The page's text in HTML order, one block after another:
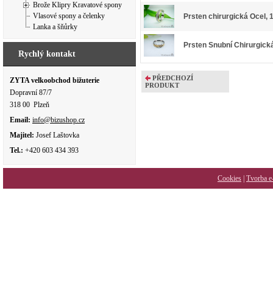
Brože Klipry Kravatové spony
Vlasové spony a čelenky
Lanka a šňůrky
Rychlý kontakt
ZYTA velkoobchod bižuterie
Dopravní 87/7
318 00 Plzeň
Email: info@bizushop.cz
Majitel: Josef Laštovka
Tel.: +420 603 434 393
Prsten chirurgická Ocel,
Prsten Snubní
PŘEDCHOZÍ
PRODUKT
Cookies Tvorba